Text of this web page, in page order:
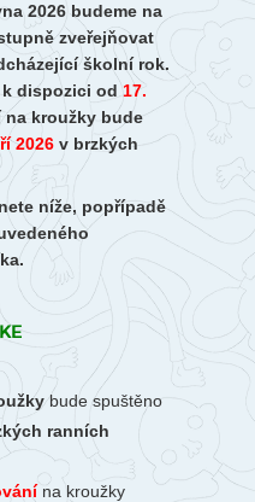
2026 budeme na
zveřejňovat
školní rok.
dispozici od 17.
na kroužky bude
2026 v brzkých
níže, popřípadě
bude spuštěno
ranních
na kroužky